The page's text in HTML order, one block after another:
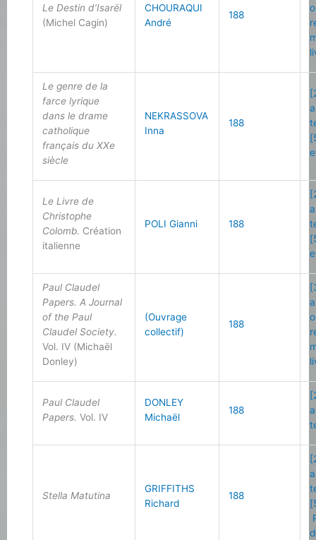
Le Destin d’Isarël
(Michel Cagin)
CHOURAQUI
André
188
Le genre de la
farce lyrique
dans le drame
catholique
français du XXe
siècle
NEKRASSOVA
Inna
188
Le Livre de
Christophe
Colomb. Création
italienne
POLI Gianni 188
Paul Claudel
Papers. A Journal
of the Paul
Claudel Society.
Vol. IV (Michaël
Donley)
(Ouvrage
collectif)
188
Paul Claudel
Papers. Vol. IV
DONLEY
Michaël
188
Stella Matutina
GRIFFITHS
Richard
188